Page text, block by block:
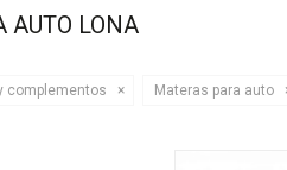
AUTO LONA
complementos Materas para auto